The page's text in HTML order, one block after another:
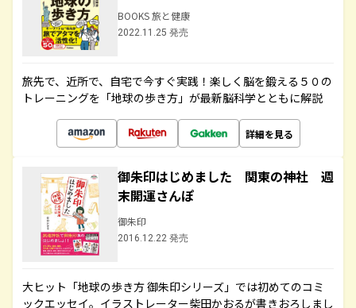
BOOKS 旅と健康
2022.11.25 発売
旅先で、近所で、自宅で今すぐ実践！楽しく脳を鍛える５０の
トレーニングを「地球の歩き方」が最新脳科学とともに解説
詳細を見る
御朱印はじめました 関東の神社 週
末開運さんぽ
御朱印
2016.12.22 発売
大ヒット「地球の歩き方 御朱印シリーズ」では初めてのコミ
ックエッセイ。イラストレーター柴田かおるが書きおろしまし